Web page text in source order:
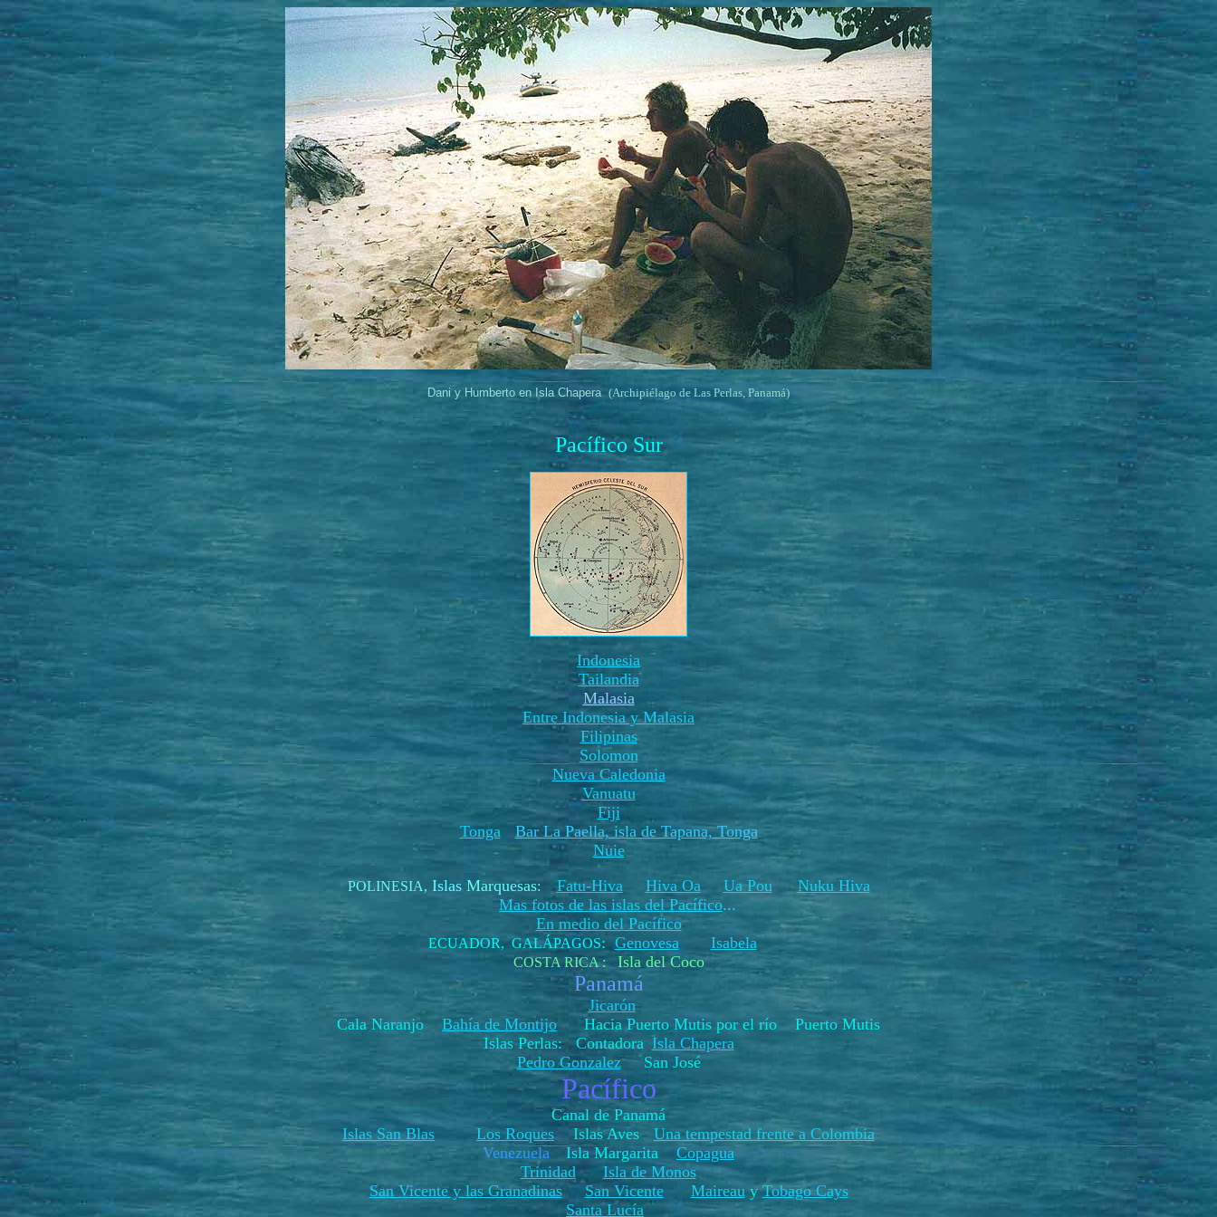
Dani y Humberto en Isla Chapera (Archipiélago de Las Perlas, Panamá)
Pacífico Sur
Indonesia
Tailandia
Malasia
Entre Indonesia y Malasia
Filipinas
Solomon
Nueva Caledonia
Vanuatu
Fiji
Tonga
Bar La Paella, isla de Tapana, Tonga
Nuie
POLINESIA, Islas Marquesas: Fatu-Hiva Hiva Oa Ua Pou
Nuku Hiva
Mas fotos de las islas del Pacífico...
En medio del Pacífico
ECUADOR, GALÁPAGOS:Genovesa Isabela
COSTA RICA : Isla del Coco
Panamá
Jicarón
Cala Naranjo Bahía de MontijoHacia Puerto Mutis por el río Puerto Mutis
Islas Perlas: Contadora Isla Chapera
Pedro GonzalezSan José
Pacífico
Canal de Panamá
Islas San Blas
Los Roques Islas Aves
Una tempestad frente a Colombia
Venezuela
Isla Margarita Copagua
Trinidad
Isla de Monos
San Vicente y las Granadinas
San Vicente MaireauyTobago Cays
Santa Lucía